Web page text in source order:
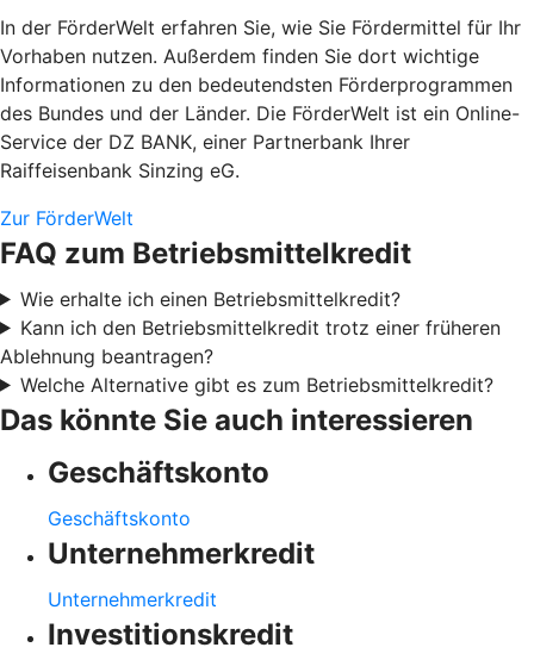
In der FörderWelt erfahren Sie, wie Sie Fördermittel für Ihr
Vorhaben nutzen. Außerdem finden Sie dort wichtige
Informationen zu den bedeutendsten Förderprogrammen
des Bundes und der Länder. Die FörderWelt ist ein Online-
Service der DZ BANK, einer Partnerbank Ihrer
Raiffeisenbank Sinzing eG.
Zur FörderWelt
FAQ zum Betriebsmittelkredit
Wie erhalte ich einen Betriebsmittelkredit?
Kann ich den Betriebsmittelkredit trotz einer früheren
Ablehnung beantragen?
Welche Alternative gibt es zum Betriebsmittelkredit?
Das könnte Sie auch interessieren
Geschäftskonto
Geschäftskonto
Unternehmerkredit
Unternehmerkredit
Investitionskredit